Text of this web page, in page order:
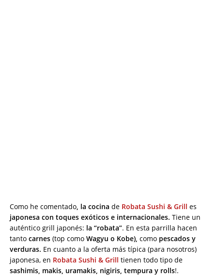
Como he comentado, la cocina de Robata Sushi & Grill es
japonesa con toques exóticos e internacionales. Tiene un
auténtico grill japonés: la “robata”. En esta parrilla hacen
tanto carnes (top como Wagyu o Kobe), como pescados y
verduras. En cuanto a la oferta más típica (para nosotros)
japonesa, en Robata Sushi & Grill tienen todo tipo de
sashimis, makis, uramakis, nigiris, tempura y rolls!.